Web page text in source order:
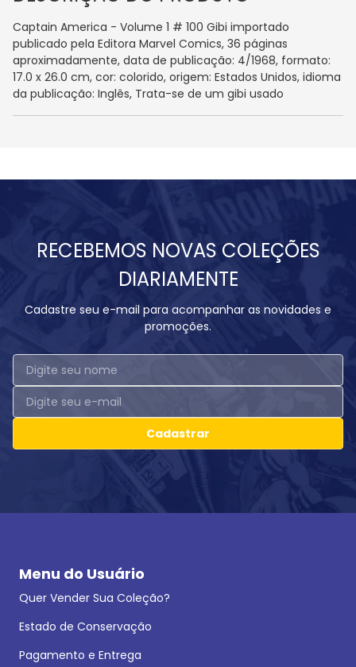
Captain America - Volume 1 # 100 Gibi importado
publicado pela Editora Marvel Comics, 36 páginas
aproximadamente, data de publicação: 4/1968, formato:
17.0 x 26.0 cm, cor: colorido, origem: Estados Unidos, idioma
da publicação: Inglês, Trata-se de um gibi usado
RECEBEMOS NOVAS COLEÇÕES
DIARIAMENTE
Cadastre seu e-mail para acompanhar as novidades e
promoções.
Cadastrar
Menu do Usuário
Quer Vender Sua Coleção?
Estado de Conservação
Pagamento e Entrega